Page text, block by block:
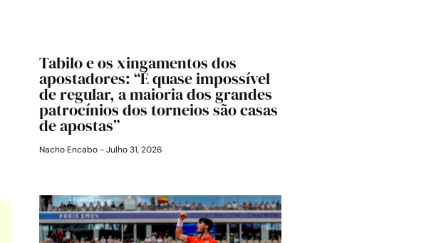
Tabilo e os xingamentos dos
apostadores: “É quase impossível
de regular, a maioria dos grandes
patrocínios dos torneios são casas
de apostas”
Nacho Encabo Julho 31, 2026